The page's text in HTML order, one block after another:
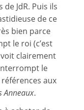
JdR. Puis ils
de ce
bien parce
le roi (c’est
clairement
le
aux
Anneaux.